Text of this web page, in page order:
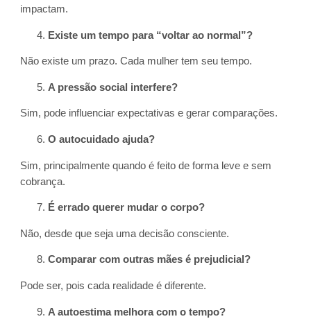
impactam.
Existe um tempo para “voltar ao normal”?
Não existe um prazo. Cada mulher tem seu tempo.
A pressão social interfere?
Sim, pode influenciar expectativas e gerar comparações.
O autocuidado ajuda?
Sim, principalmente quando é feito de forma leve e sem
cobrança.
É errado querer mudar o corpo?
Não, desde que seja uma decisão consciente.
Comparar com outras mães é prejudicial?
Pode ser, pois cada realidade é diferente.
A autoestima melhora com o tempo?